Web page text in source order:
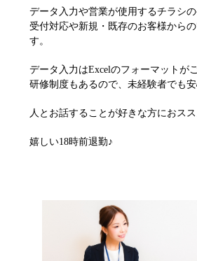
データ入力や営業が使用するチラシの
受付対応や新規・既存のお客様から
す。
データ入力はExcelのフォーマットが
研修制度もあるので、未経験者でも
人とお話することが好きな方におスス
嬉しい18時前退勤♪